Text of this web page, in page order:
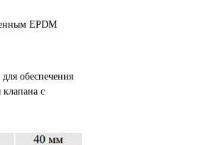
EPDM
обеспечения
с